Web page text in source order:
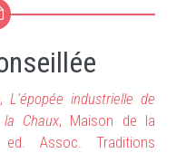
L'épopée industrielle de
Chaux, Maison de la
Assoc. Traditions